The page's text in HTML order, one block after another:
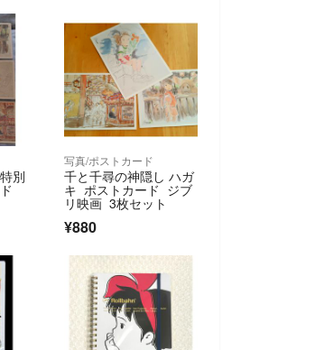
別
写真/ポストカード
千と千尋の神隠し ハガ
キ ポストカード ジブ
リ映画 3枚セット
¥880